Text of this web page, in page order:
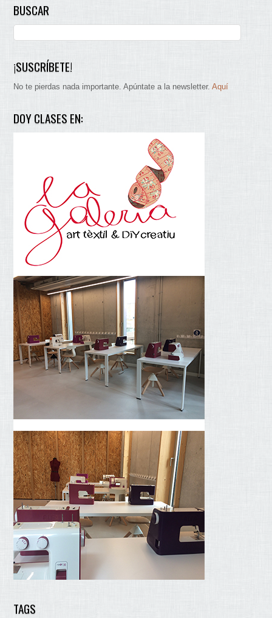
BUSCAR
¡SUSCRÍBETE!
No te pierdas nada importante. Apúntate a la newsletter.Aquí
DOY CLASES EN:
TAGS